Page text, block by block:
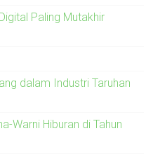
Paling Mutakhir
dalam Industri Taruhan
Warni Hiburan di Tahun